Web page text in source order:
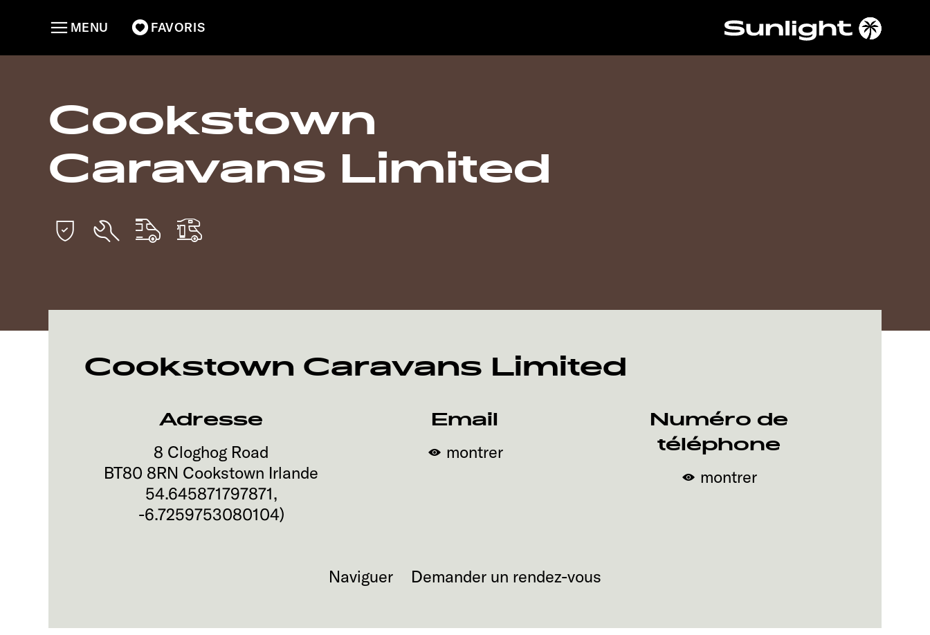
FAVORIS
MENU
Cookstown
Caravans Limited
Cookstown Caravans Limited
Adresse
8 Cloghog Road
BT80 8RN Cookstown Irlande
54.645871797871,
-6.7259753080104)
Email
montrer
Numéro de
téléphone
montrer
Naviguer Demander un rendez-vous